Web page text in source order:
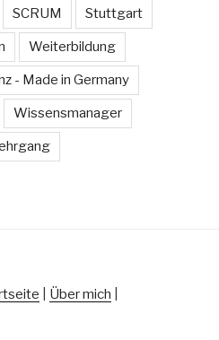
SCRUM Stuttgart
Weiterbildung
- Made in Germany
Wissensmanager
Über mich